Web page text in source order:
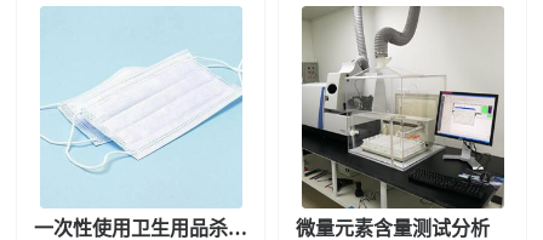
一次性使用卫生用品杀
微量元素含量测试分析